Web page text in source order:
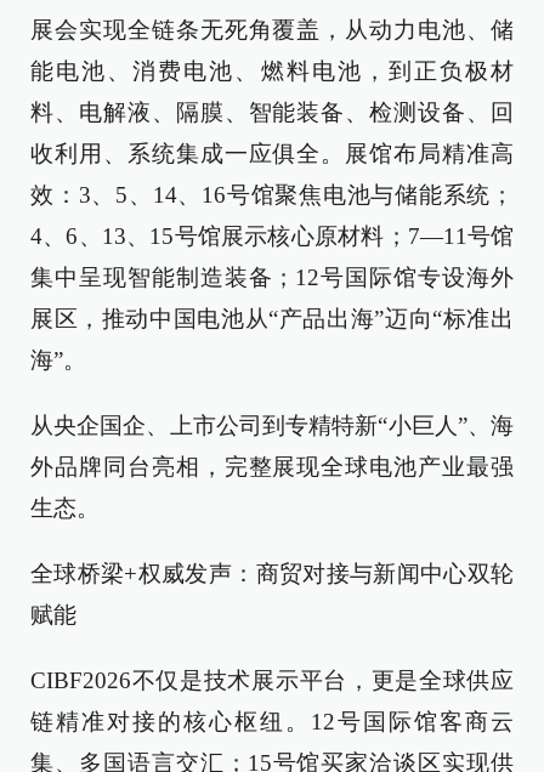
展会实现全链条无死角覆盖，从动力电池、储
能电池、消费电池、燃料电池，到正负极材
料、电解液、隔膜、智能装备、检测设备、回
收利用、系统集成一应俱全。展馆布局精准高
效：3、5、14、16号馆聚焦电池与储能系统；
4、6、13、15号馆展示核心原材料；7—11号馆
集中呈现智能制造装备；12号国际馆专设海外
展区，推动中国电池从“产品出海”迈向“标准出
海”。
从央企国企、上市公司到专精特新“小巨人”、海
外品牌同台亮相，完整展现全球电池产业最强
生态。
全球桥梁+权威发声：商贸对接与新闻中心双轮
赋能
CIBF2026不仅是技术展示平台，更是全球供应
链精准对接的核心枢纽。12号国际馆客商云
集、多国语言交汇；15号馆买家洽谈区实现供